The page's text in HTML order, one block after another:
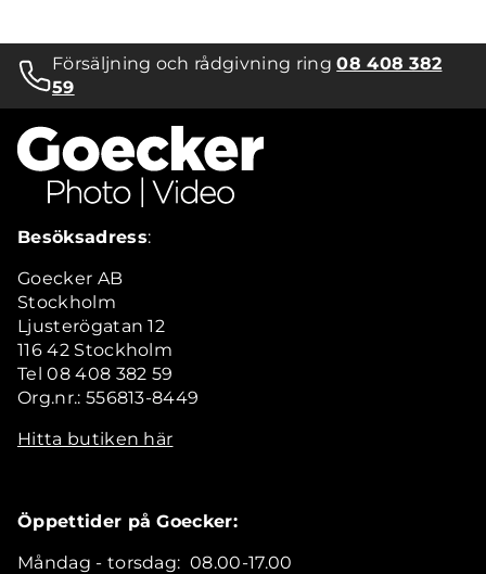
Försäljning och rådgivning ring08 408 382
59
Besöksadress:
Goecker AB
Stockholm
Ljusterögatan 12
116 42 Stockholm
Tel 08 408 382 59
Org.nr.: 556813-8449
Hitta butiken här
Öppettider på Goecker:
Måndag - torsdag: 08.00-17.00